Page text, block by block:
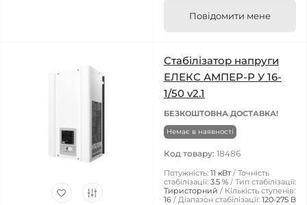
Повідомити мене
Стабілізатор напруги
ЕЛЕКС АМПЕР-Р У 16-
1/50 v2.1
БЕЗКОШТОВНА ДОСТАВКА!
Немає в наявності
Код товару: 18486
Потужність: 11 кВт
Точність
стабілізації: 3.5 %
Тип стабілізації:
Тиристорний
Кількість ступенів:
16
Діапазон стабілізації: 120-275 В